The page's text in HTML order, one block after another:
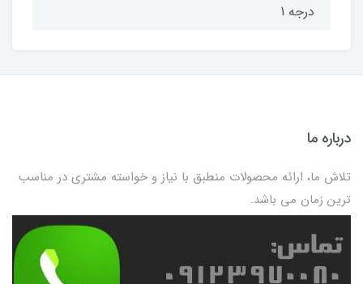
درجه 1
درباره ما
تلاش ما، ارائه محصولات منطبق با نیاز و خواسته مشتری در مناسب
ترین زمان می باشد.